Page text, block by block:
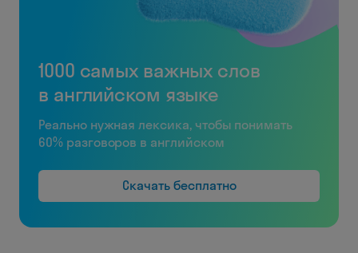
1000 самых важных слов
в английском языке
Реально нужная лексика, чтобы понимать
60% разговоров в английском
Скачать бесплатно